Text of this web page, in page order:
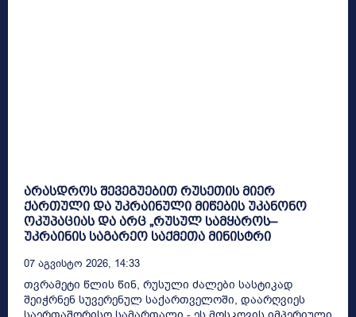
არასდროს შევეგუებით რუსეთის მიერ
ქართული და უკრაინული მიწების უკანონო
ოკუპაციას და არც „რუსულ სამყაროს–
უკრაინის საგარეო საქმეთა მინისტრი
07 Აგვისტო 2026, 14:33
თვრამეტი წლის წინ, რუსული ძალები სასტიკად
შეიჭრნენ სუვერენულ საქართველოში, დაარღვიეს